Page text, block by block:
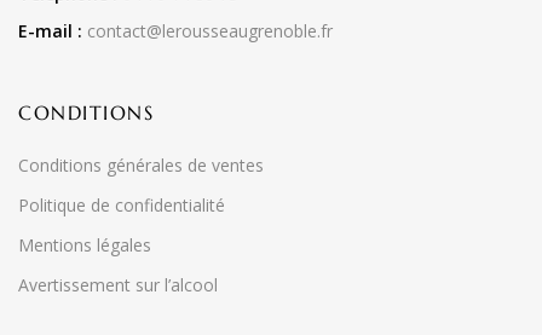
E-mail : contact@lerousseaugrenoble.fr
CONDITIONS
Conditions générales de ventes
Politique de confidentialité
Mentions légales
Avertissement sur l’alcool